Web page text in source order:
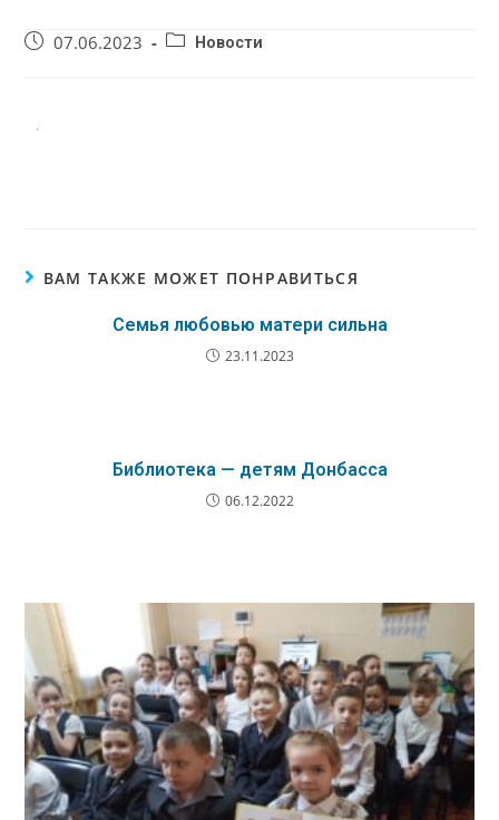
07.06.2023 Новости
ВАМ ТАКЖЕ МОЖЕТ ПОНРАВИТЬСЯ
Семья любовью матери сильна
23.11.2023
Библиотека — детям Донбасса
06.12.2022